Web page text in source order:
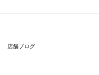
店舗ブログ